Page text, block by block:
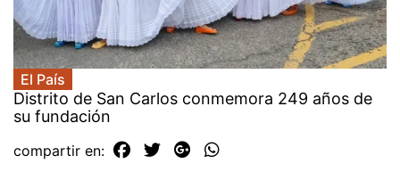
El País
Distrito de San Carlos conmemora 249 años de
su fundación
compartir en: